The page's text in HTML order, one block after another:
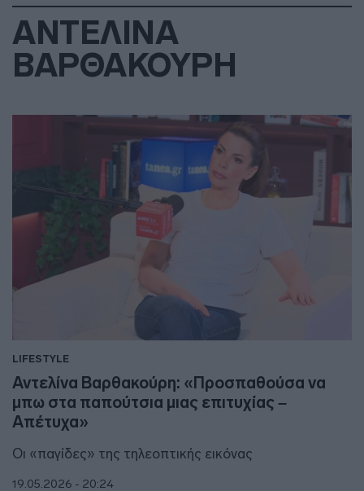
ΑΝΤΕΛΙΝΑ
ΒΑΡΘΑΚΟΥΡΗ
LIFESTYLE
Αντελίνα Βαρθακούρη: «Προσπαθούσα να
μπω στα παπούτσια μιας επιτυχίας –
Απέτυχα»
Οι «παγίδες» της τηλεοπτικής εικόνας
19.05.2026 - 20:24